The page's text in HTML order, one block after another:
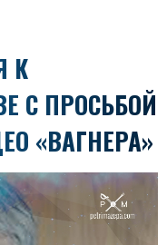
К
С ПРОСЬБОЙ
«ВАГНЕРА»